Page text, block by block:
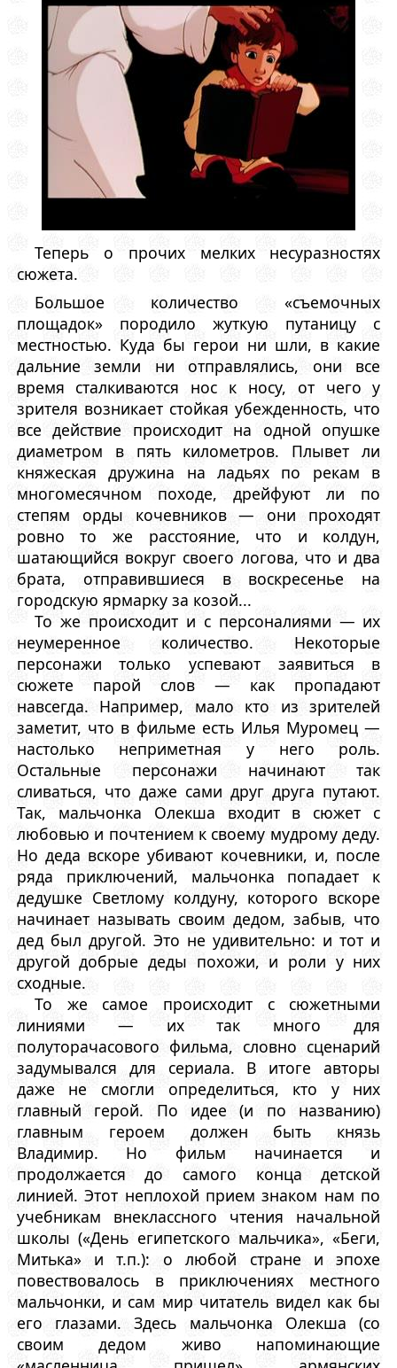
Теперь о прочих мелких несуразностях
сюжета.
Большое количество «съемочных
площадок» породило жуткую путаницу с
местностью. Куда бы герои ни шли, в какие
дальние земли ни отправлялись, они все
время сталкиваются нос к носу, от чего у
зрителя возникает стойкая убежденность, что
все действие происходит на одной опушке
диаметром в пять километров. Плывет ли
княжеская дружина на ладьях по рекам в
многомесячном походе, дрейфуют ли по
степям орды кочевников — они проходят
ровно то же расстояние, что и колдун,
шатающийся вокруг своего логова, что и два
брата, отправившиеся в воскресенье на
городскую ярмарку за козой...
То же происходит и с персоналиями — их
неумеренное количество. Некоторые
персонажи только успевают заявиться в
сюжете парой слов — как пропадают
навсегда. Например, мало кто из зрителей
заметит, что в фильме есть Илья Муромец —
настолько неприметная у него роль.
Остальные персонажи начинают так
сливаться, что даже сами друг друга путают.
Так, мальчонка Олекша входит в сюжет с
любовью и почтением к своему мудрому деду.
Но деда вскоре убивают кочевники, и, после
ряда приключений, мальчонка попадает к
дедушке Светлому колдуну, которого вскоре
начинает называть своим дедом, забыв, что
дед был другой. Это не удивительно: и тот и
другой добрые деды похожи, и роли у них
сходные.
То же самое происходит с сюжетными
линиями — их так много для
полуторачасового фильма, словно сценарий
задумывался для сериала. В итоге авторы
даже не смогли определиться, кто у них
главный герой. По идее (и по названию)
главным героем должен быть князь
Владимир. Но фильм начинается и
продолжается до самого конца детской
линией. Этот неплохой прием знаком нам по
учебникам внеклассного чтения начальной
школы («День египетского мальчика», «Беги,
Митька» и т.п.): о любой стране и эпохе
повествовалось в приключениях местного
мальчонки, и сам мир читатель видел как бы
его глазами. Здесь мальчонка Олекша (со
своим дедом живо напоминающие